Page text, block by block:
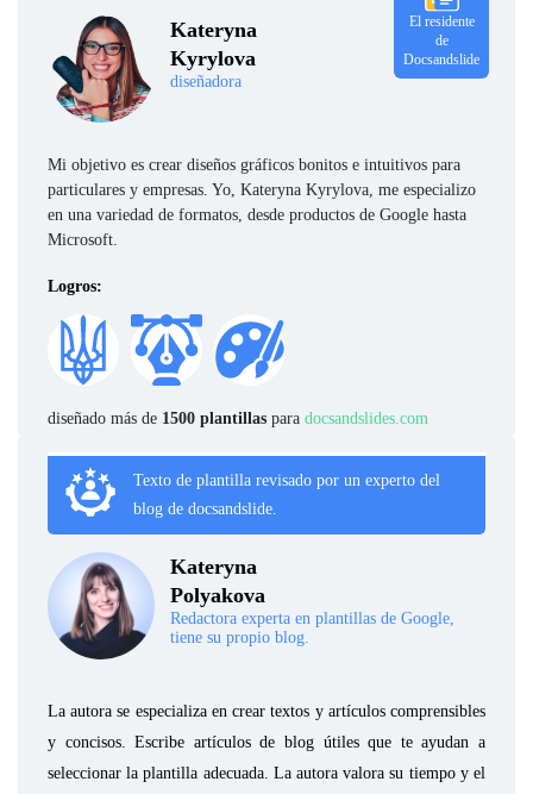
Kateryna
Kyrylova
diseñadora
El residente
de
Docsandslide
Mi objetivo es crear diseños gráficos bonitos e intuitivos para
particulares y empresas. Yo, Kateryna Kyrylova, me especializo
en una variedad de formatos, desde productos de Google hasta
Microsoft.
Logros:
diseñado más de 1500 plantillas para docsandslides.com
Texto de plantilla revisado por un experto del
blog de docsandslide.
Kateryna
Polyakova
Redactora experta en plantillas de Google,
tiene su propio blog.
La autora se especializa en crear textos y artículos comprensibles
y concisos. Escribe artículos de blog útiles que te ayudan a
seleccionar la plantilla adecuada. La autora valora su tiempo y el